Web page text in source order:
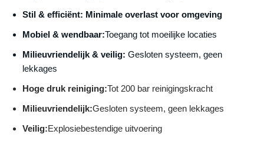
Stil & efficiënt: Minimale overlast voor omgeving
Mobiel & wendbaar:Toegang tot moeilijke locaties
Milieuvriendelijk & veilig: Gesloten systeem, geen
lekkages
Hoge druk reiniging:Tot 200 bar reinigingskracht
Milieuvriendelijk:Gesloten systeem, geen lekkages
Veilig:Explosiebestendige uitvoering